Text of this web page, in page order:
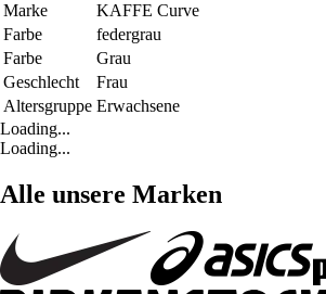
Marke
KAFFE Curve
Farbe
federgrau
Farbe
Grau
Geschlecht
Frau
Altersgruppe Erwachsene
Loading...
Loading...
Alle unsere Marken